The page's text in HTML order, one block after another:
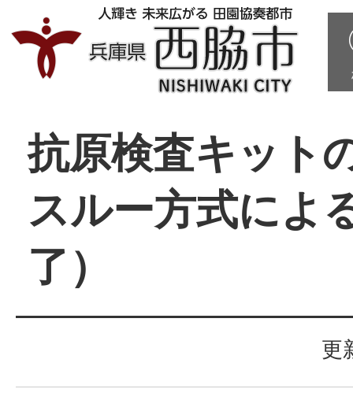
抗原検査キット
スルー方式によ
了）
更